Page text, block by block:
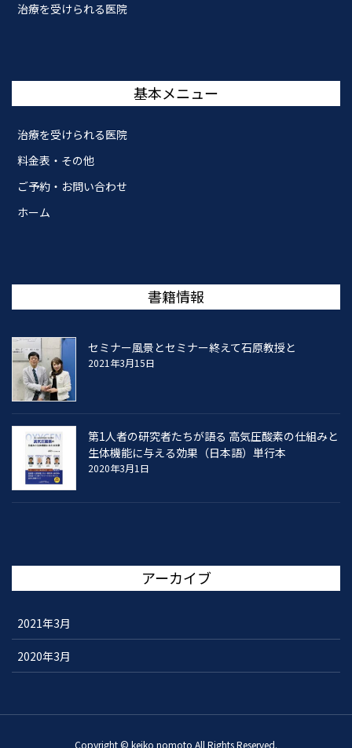
治療を受けられる医院
基本メニュー
治療を受けられる医院
料金表・その他
ご予約・お問い合わせ
ホーム
書籍情報
セミナー風景とセミナー終えて石原教授と
2021年3月15日
第1人者の研究者たちが語る 高気圧酸素の仕組みと
生体機能に与える効果（日本語）単行本
2020年3月1日
アーカイブ
2021年3月
2020年3月
Copyright © keiko nomoto All Rights Reserved.